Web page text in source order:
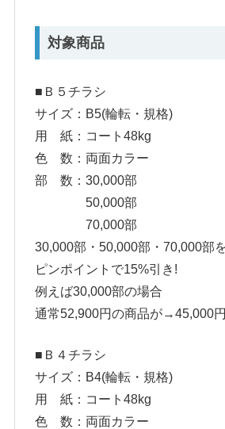
対象商品
■Ｂ５チラシ
サイズ：B5(輪転・規格)
用 紙：コート48kg
色 数：両面カラー
部 数：30,000部
50,000部
70,000部
30,000部・50,000部・70,000部
ピンポイントで15%引き!
例えば30,000部の場合
通常52,900円の商品が→45,000円
■Ｂ４チラシ
サイズ：B4(輪転・規格)
用 紙：コート48kg
色 数：両面カラー